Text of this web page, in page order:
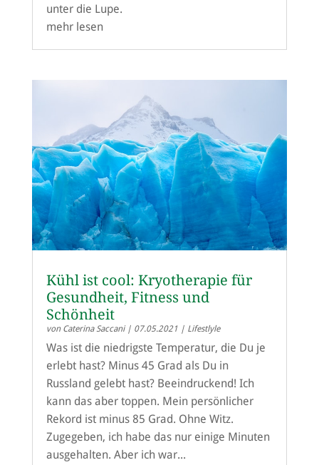
unter die Lupe.
mehr lesen
Kühl ist cool: Kryotherapie für
Gesundheit, Fitness und
Schönheit
von Caterina Saccani| 07.05.2021 | Lifestlyle
Was ist die niedrigste Temperatur, die Du je
erlebt hast? Minus 45 Grad als Du in
Russland gelebt hast? Beeindruckend! Ich
kann das aber toppen. Mein persönlicher
Rekord ist minus 85 Grad. Ohne Witz.
Zugegeben, ich habe das nur einige Minuten
ausgehalten. Aber ich war...